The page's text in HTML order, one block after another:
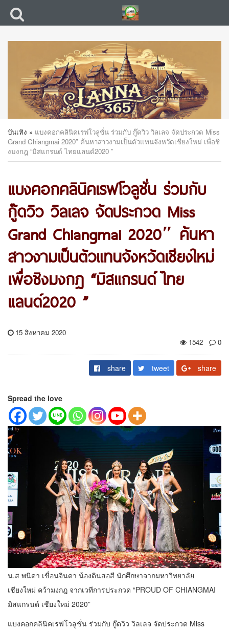
บันเทิง » แบงคอกคลินิคเรฟโวลูชั่น ร่วมกับ กู๊ดวิว วิลเลจ จัดประกวด Miss
Grand Chiangmai 2020″ ค้นหาสาวงามเป็นตัวแทนจังหวัดเชียงใหม่ เพื่อชิ
งมงกฎ “มิสแกรนด์ ไทยแลนด์2020 ”
แบงคอกคลินิคเรฟโวลูชั่น ร่วมกับ
กู๊ดวิว วิลเลจ จัดประกวด Miss
Grand Chiangmai 2020″ ค้นหา
สาวงามเป็นตัวแทนจังหวัดเชียงใหม่
เพื่อชิงมงกฎ “มิสแกรนด์ ไทย
แลนด์2020 ”
15 สิงหาคม 2020
1542
0
share tweet share
Spread the love
น.ส พนิดา เขื่อนจินดา น้องดินสอสี นักศึกษาจากมหาวิทยาลัย
เชียงใหม่ คว้ามงกฎ จากเวทีการประกวด “PROUD OF CHIANGMAI
มิสแกรนด์ เชียงใหม่ 2020”
แบงคอกคลินิคเรฟโวลูชั่น ร่วมกับ กู๊ดวิว วิลเลจ จัดประกวด Miss